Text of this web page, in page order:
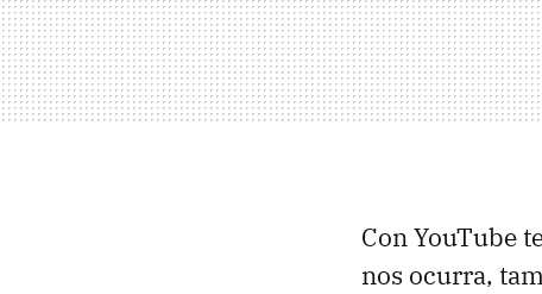
Con YouTube
nos ocurra,